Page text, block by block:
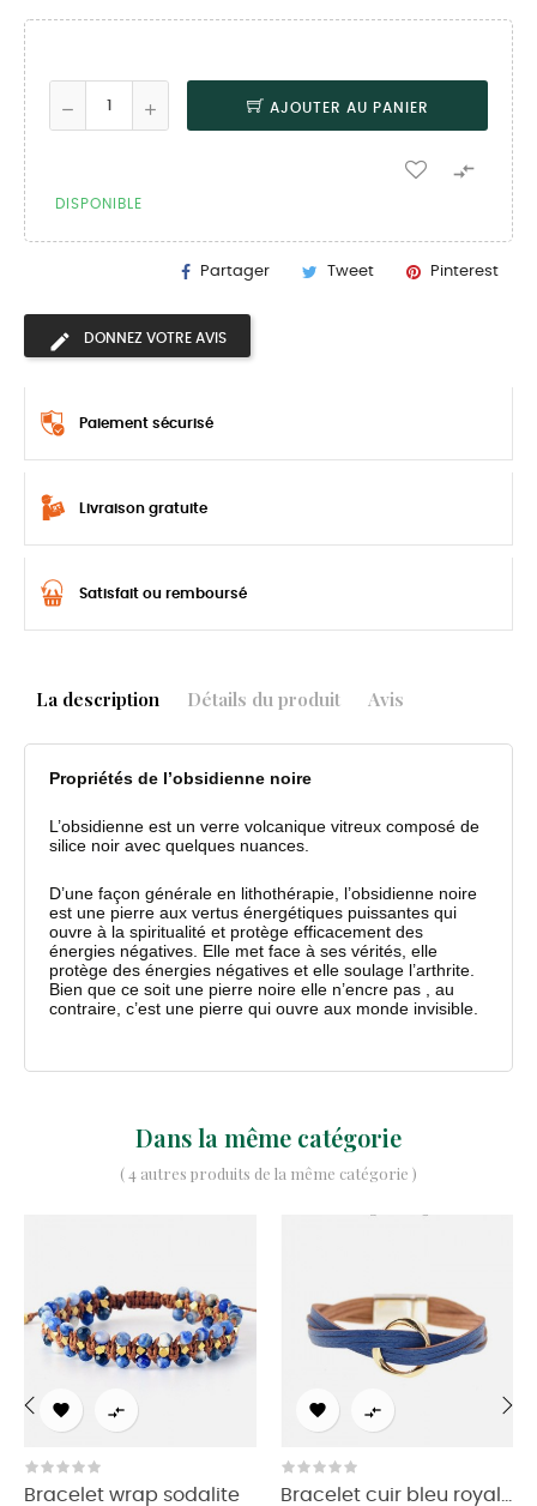
AJOUTER AU PANIER

DISPONIBLE
Partager Tweet Pinterest
DONNEZ VOTRE AVIS
Paiement sécurisé
Livraison gratuite
Satisfait ou remboursé
La description Détails du produit Avis
Propriétés de l’obsidienne noire
L’obsidienne est un verre volcanique vitreux composé de
silice noir avec quelques nuances.
D’une façon générale en lithothérapie, l’obsidienne noire
est une pierre aux vertus énergétiques puissantes qui
ouvre à la spiritualité et protège efficacement des
énergies négatives. Elle met face à ses vérités, elle
protège des énergies négatives et elle soulage l’arthrite.
Bien que ce soit une pierre noire elle n’encre pas , au
contraire, c’est une pierre qui ouvre aux monde invisible.
Dans la même catégorie
( 4 autres produits de la même catégorie )
 
Bracelet wrap sodalite
 
Bracelet cuir bleu royal...